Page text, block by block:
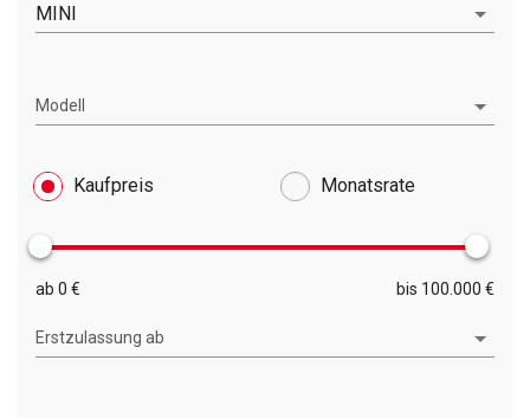
MINI
Modell
Kaufpreis Monatsrate
ab 0 € bis 100.000 €
Erstzulassung ab